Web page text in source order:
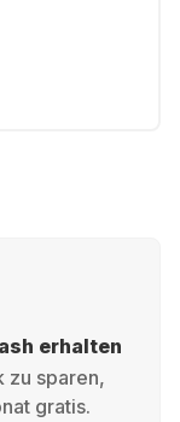
erhalten
zu sparen,
gratis.